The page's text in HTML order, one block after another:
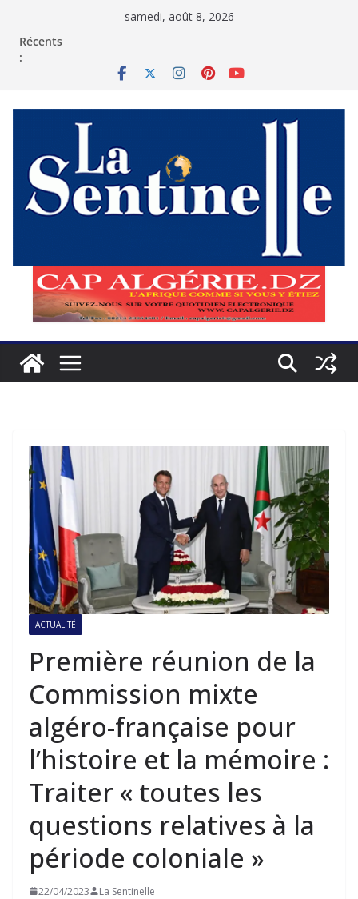
samedi, août 8, 2026
Récents
:
ACTUALITÉ
Première réunion de la
Commission mixte
algéro-française pour
l’histoire et la mémoire :
Traiter « toutes les
questions relatives à la
période coloniale »
22/04/2023 La Sentinelle